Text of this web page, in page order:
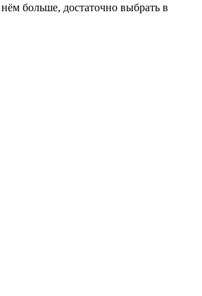
больше, достаточно выбрать в